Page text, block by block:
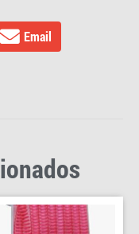
Email